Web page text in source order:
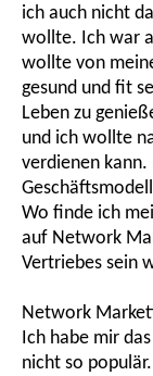
ich auch nicht
wollte. Ich war
wollte von
gesund und fit
Leben zu
und ich wollte
verdienen
Wo finde ich
auf Network
Vertriebes sein
Network
Ich habe mir
nicht so